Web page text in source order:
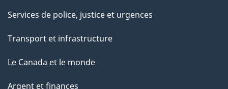
Services de police, justice et urgences
Transport et infrastructure
Le Canada et le monde
Argent et finances